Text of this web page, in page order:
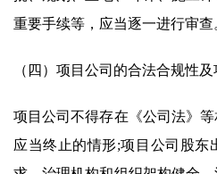
重要手续等，应当逐一进行审查
（四）项目公司的合法合规性
项目公司不得存在《公司法》
应当终止的情形;项目公司股东